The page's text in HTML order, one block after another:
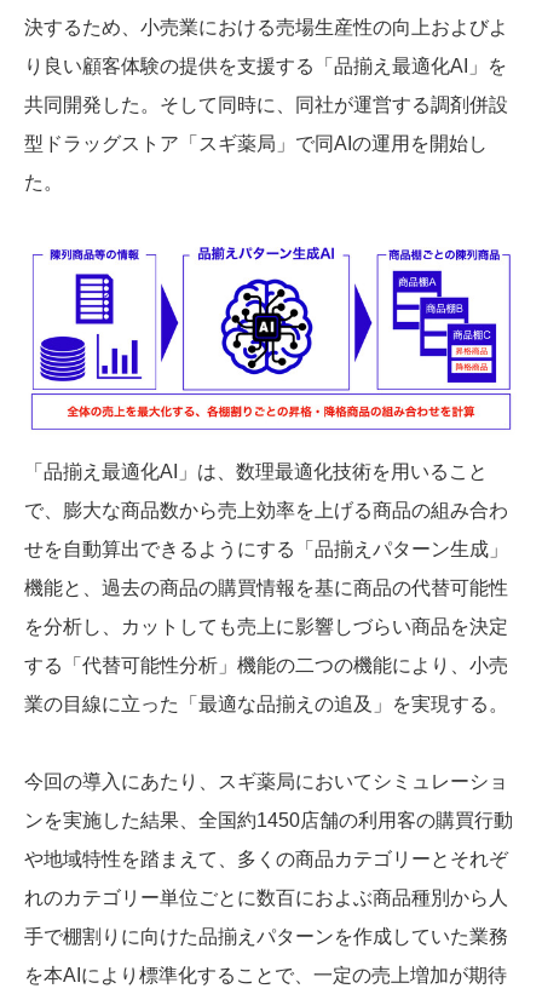
決するため、小売業における売場生産性の向上およびよ
り良い顧客体験の提供を支援する「品揃え最適化AI」を
共同開発した。そして同時に、同社が運営する調剤併設
型ドラッグストア「スギ薬局」で同AIの運用を開始し
た。
「品揃え最適化AI」は、数理最適化技術を用いること
で、膨大な商品数から売上効率を上げる商品の組み合わ
せを自動算出できるようにする「品揃えパターン生成」
機能と、過去の商品の購買情報を基に商品の代替可能性
を分析し、カットしても売上に影響しづらい商品を決定
する「代替可能性分析」機能の二つの機能により、小売
業の目線に立った「最適な品揃えの追及」を実現する。
今回の導入にあたり、スギ薬局においてシミュレーショ
ンを実施した結果、全国約1450店舗の利用客の購買行動
や地域特性を踏まえて、多くの商品カテゴリーとそれぞ
れのカテゴリー単位ごとに数百におよぶ商品種別から人
手で棚割りに向けた品揃えパターンを作成していた業務
を本AIにより標準化することで、一定の売上増加が期待